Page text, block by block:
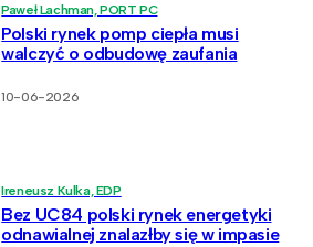
Paweł Lachman, PORT PC
Polski rynek pomp ciepła musi
walczyć o odbudowę zaufania
10-06-2026
Ireneusz Kulka, EDP
Bez UC84 polski rynek energetyki
odnawialnej znalazłby się w impasie